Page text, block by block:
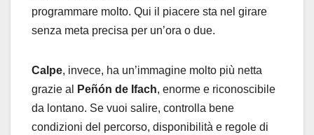
programmare molto. Qui il piacere sta nel girare
senza meta precisa per un’ora o due.
Calpe, invece, ha un’immagine molto più netta
grazie al
Peñón de Ifach, enorme e riconoscibile
da lontano. Se vuoi salire, controlla bene
condizioni del percorso, disponibilità e regole di